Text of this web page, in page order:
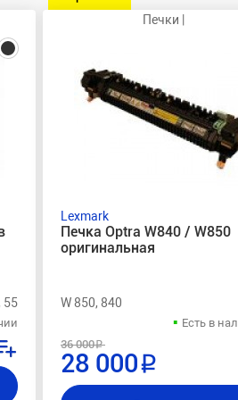
WorkCentre 5325, 5330, 5335,
Печки |
Lexmark
Печка Optra W840 / W850
оригинальная
W 850, 840
Есть в
36 000 ₽
28 000 ₽